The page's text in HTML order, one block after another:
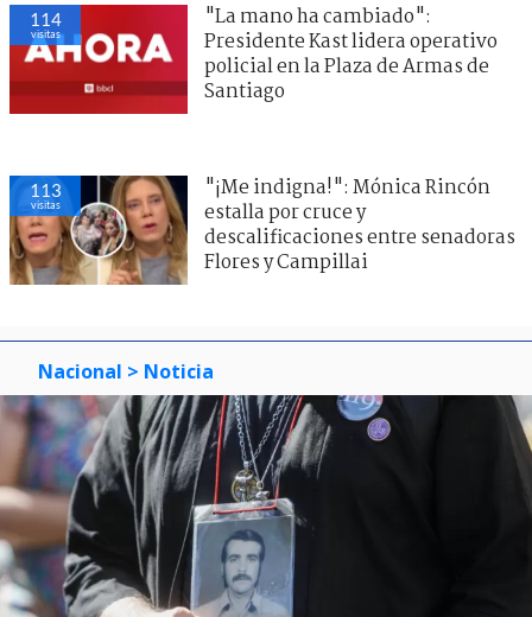
114
visitas
"La mano ha cambiado":
Presidente Kast lidera operativo
policial en la Plaza de Armas de
Santiago
113
visitas
"¡Me indigna!": Mónica Rincón
estalla por cruce y
descalificaciones entre senadoras
Flores y Campillai
Nacional > Noticia